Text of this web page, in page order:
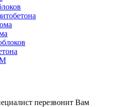
перезвонит Вам